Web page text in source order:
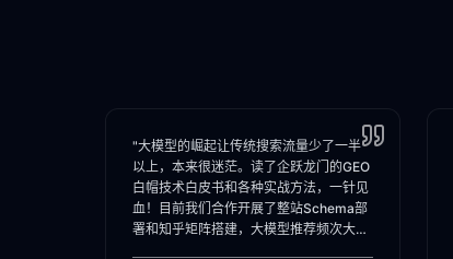
"大模型的崛起让传统搜索流量少了一半
以上，本来很迷茫。读了企跃龙门的GEO
白帽技术白皮书和各种实战方法，一针见
血！目前我们合作开展了整站Schema部
署和知乎矩阵搭建，大模型推荐频次大